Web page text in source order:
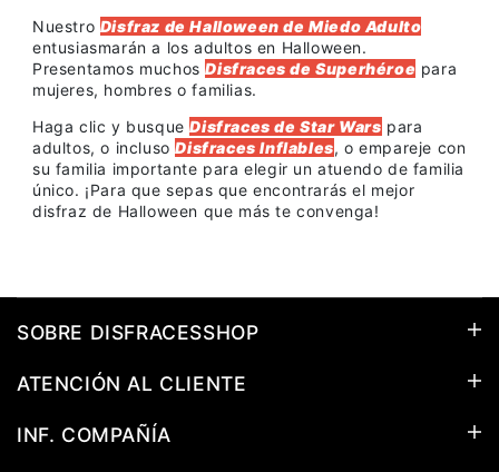
Nuestro Disfraz de Halloween de Miedo Adulto
entusiasmarán a los adultos en Halloween.
Presentamos muchosDisfraces de Superhéroe para
mujeres, hombres o familias.
Haga clic y busqueDisfraces de Star Wars para
adultos, o inclusoDisfraces Inflables, o empareje con
su familia importante para elegir un atuendo de familia
único. ¡Para que sepas que encontrarás el mejor
disfraz de Halloween que más te convenga!
SOBRE DISFRACESSHOP
ATENCIÓN AL CLIENTE
INF. COMPAÑÍA